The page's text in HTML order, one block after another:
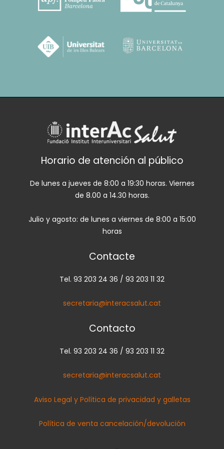
Horario de atención al público
De lunes a jueves de 8:00 a 19:30 horas. Viernes
de 8.00 a 14.30 horas.
Julio y agosto: de lunes a viernes de 8:00 a 15:00
horas
Contacte
Tel. 93 203 24 36 / 93 203 11 32
secretaria@interacsalut.cat
Contacto
Tel. 93 203 24 36 / 93 203 11 32
secretaria@interacsalut.cat
Aviso Legal y Política de privacidad y galletas
Política de venta cancelación/devolución